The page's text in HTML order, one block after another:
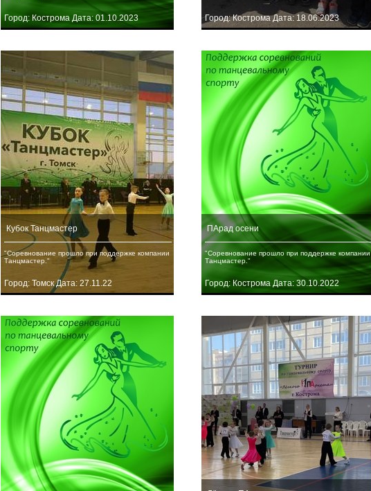
Город: Кострома Дата: 01.10.2023 Город: Кострома Дата: 18.06.2023
Кубок Танцмастер
"Соревнование прошло при поддержке компании
Танцмастер."
Город: Томск Дата: 27.11.22
ПАрад осени
"Соревнование прошло при поддержке компании
Танцмастер."
Город: Кострома Дата: 30.10.2022